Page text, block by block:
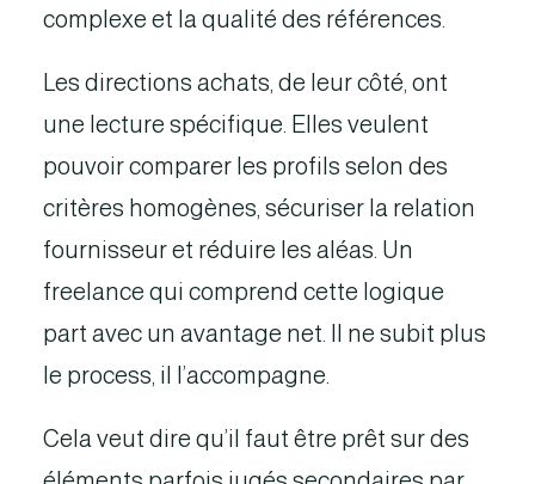
complexe et la qualité des références.
Les directions achats, de leur côté, ont
une lecture spécifique. Elles veulent
pouvoir comparer les profils selon des
critères homogènes, sécuriser la relation
fournisseur et réduire les aléas. Un
freelance qui comprend cette logique
part avec un avantage net. Il ne subit plus
le process, il l’accompagne.
Cela veut dire qu’il faut être prêt sur des